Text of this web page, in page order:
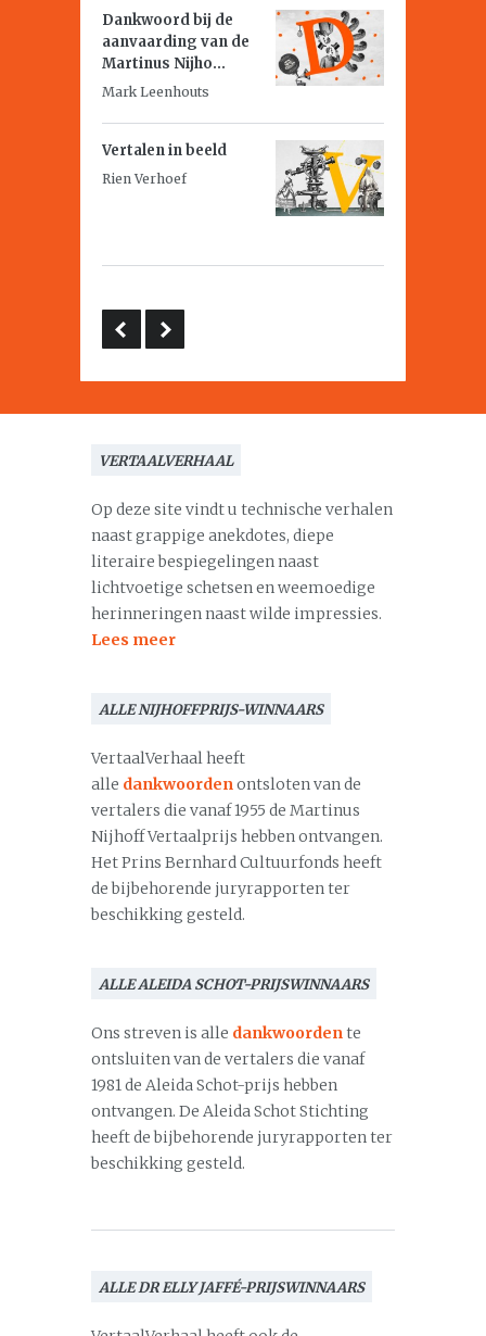
Dankwoord bij de
aanvaarding van de
Martinus Nijho...
Mark Leenhouts
Vertalen in beeld
Rien Verhoef
VERTAALVERHAAL
Op deze site vindt u technische verhalen
naast grappige anekdotes, diepe
literaire bespiegelingen naast
lichtvoetige schetsen en weemoedige
herinneringen naast wilde impressies.
Lees meer
ALLE NIJHOFFPRIJS-WINNAARS
VertaalVerhaal heeft
alle dankwoordenontsloten van de
vertalers die vanaf 1955 de Martinus
Nijhoff Vertaalprijs hebben ontvangen.
Het Prins Bernhard Cultuurfonds heeft
de bijbehorende juryrapporten ter
beschikking gesteld.
ALLE ALEIDA SCHOT-PRIJSWINNAARS
Ons streven is alle dankwoordente
ontsluiten van de vertalers die vanaf
1981 de Aleida Schot-prijs hebben
ontvangen. De Aleida Schot Stichting
heeft de bijbehorende juryrapporten ter
beschikking gesteld.
ALLE DR ELLY JAFFÉ-PRIJSWINNAARS